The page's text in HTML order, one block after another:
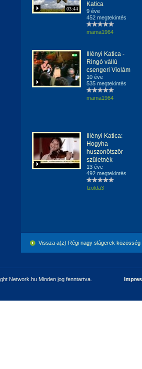
03:44
Katica
9 éve
452 megtekintés
mama1964
Illényi Katica -
Ringó vállú
csengeri Violám
10 éve
535 megtekintés
mama1964
Illényi Katica:
Hogyha
huszonötször
születnék
13 éve
492 megtekintés
Izolda3
Vissza a(z) Régi nagy slágerek
Network.hu Minden jog fenntartva.